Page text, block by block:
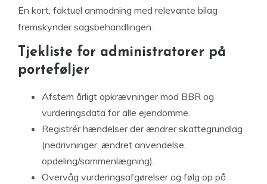
En kort, faktuel anmodning med relevante bilag
fremskynder sagsbehandlingen.
Tjekliste for administratorer på
porteføljer
Afstem årligt opkrævninger mod BBR og
vurderingsdata for alle ejendomme.
Registrér hændelser der ændrer skattegrundlag
(nedrivninger, ændret anvendelse,
opdeling/sammenlægning).
Overvåg vurderingsafgørelser og følg op på